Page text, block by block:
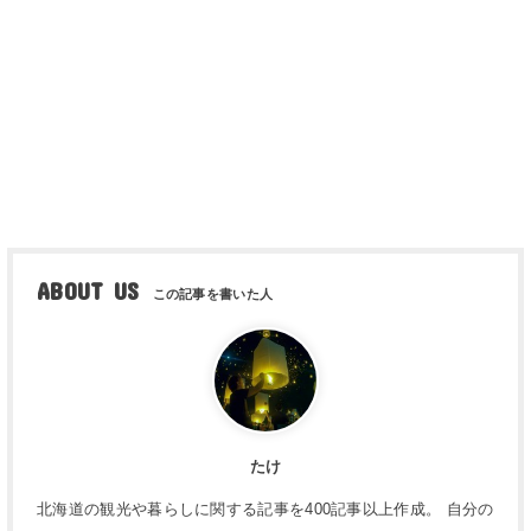
ABOUT US
たけ
北海道の観光や暮らしに関する記事を400記事以上作成。 自分の